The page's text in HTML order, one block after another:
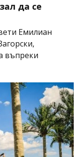
да се
Емилиан
въпреки